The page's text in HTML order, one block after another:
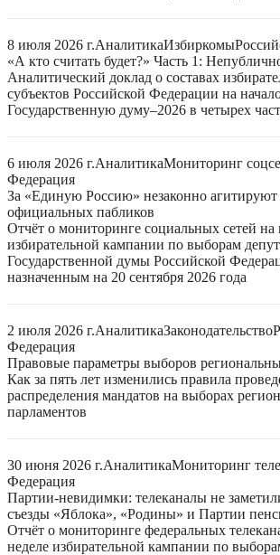
8 июля 2026 г.АналитикаИзбиркомы
«А кто считать будет?» Часть 1:
Аналитический доклад о составах
субъектов Российской Федерации на
Государственную думу–2026 в четырех
6 июля 2026 г.АналитикаМониторинг
Федерация
За «Единую Россию» незаконно агитируют
официальных пабликов
Отчёт о мониторинге социальных сетей на
избирательной кампании по выборам
Государственной думы Российской
назначенным на 20 сентября 2026 года
2 июля 2026 г.АналитикаЗаконодательство
Федерация
Правовые параметры выборов
Как за пять лет изменились правила
распределения мандатов на выборах
парламентов
30 июня 2026 г.АналитикаМониторинг
Федерация
Партии-невидимки: телеканалы не
съезды «Яблока», «Родины» и Партии
Отчёт о мониторинге федеральных
неделе избирательной кампании по